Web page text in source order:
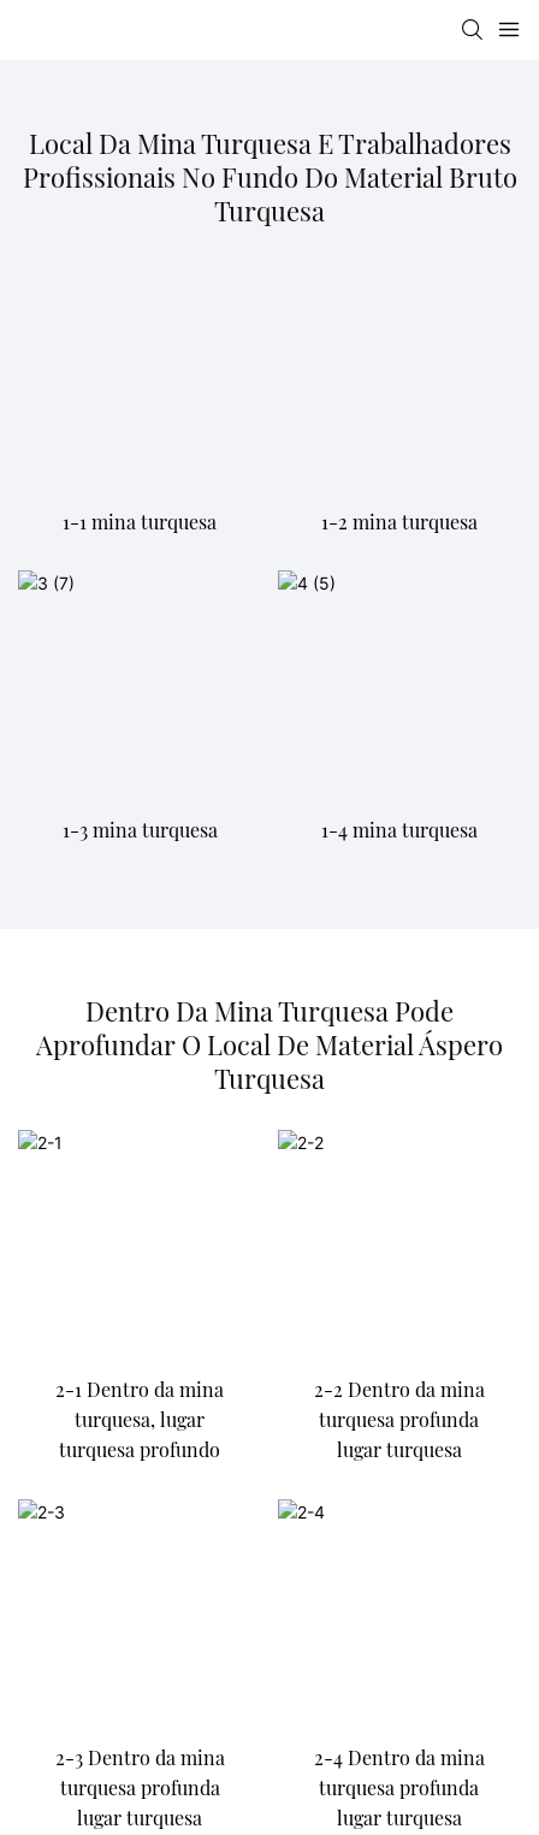
Local Da Mina Turquesa E Trabalhadores
Profissionais No Fundo Do Material Bruto
Turquesa
1-1 mina turquesa 1-2 mina turquesa
1-3 mina turquesa 1-4 mina turquesa
Dentro Da Mina Turquesa Pode
Aprofundar O Local De Material Áspero
Turquesa
2-1 Dentro da mina
turquesa, lugar
turquesa profundo
2-2 Dentro da mina
turquesa profunda
lugar turquesa
2-3 Dentro da mina
turquesa profunda
lugar turquesa
2-4 Dentro da mina
turquesa profunda
lugar turquesa